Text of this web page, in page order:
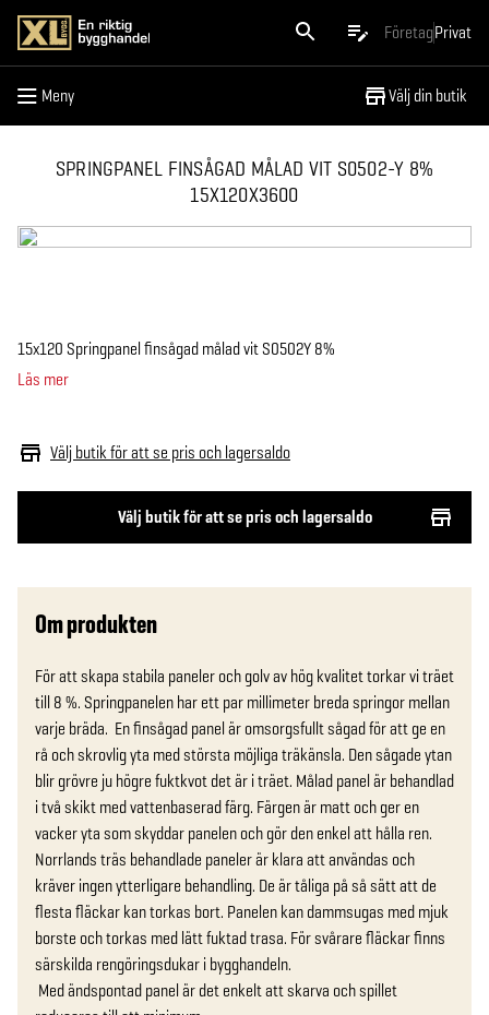
FöretagPrivat
Meny Välj din butik
Meny
SPRINGPANEL FINSÅGAD MÅLAD VIT S0502-Y 8%
15X120X3600
Välj butik för att se pris och lagersaldo
Välj butik för att se pris och lagersaldo
15x120 Springpanel finsågad målad vit S0502Y 8%
Läs mer
Om produkten
För att skapa stabila paneler och golv av hög kvalitet torkar vi träet
till 8 %. Springpanelen har ett par millimeter breda springor mellan
varje bräda.  En finsågad panel är omsorgsfullt sågad för att ge en
rå och skrovlig yta med största möjliga träkänsla. Den sågade ytan
blir grövre ju högre fuktkvot det är i träet. Målad panel är behandlad
i två skikt med vattenbaserad färg. Färgen är matt och ger en
vacker yta som skyddar panelen och gör den enkel att hålla ren.
Norrlands träs behandlade paneler är klara att användas och
kräver ingen ytterligare behandling. De är tåliga på så sätt att de
flesta fläckar kan torkas bort. Panelen kan dammsugas med mjuk
borste och torkas med lätt fuktad trasa. För svårare fläckar finns
särskilda rengöringsdukar i bygghandeln.